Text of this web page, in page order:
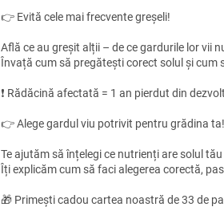
👉 Evită cele mai frecvente greșeli!
Află ce au greșit alții – de ce gardurile lor vii
Învață cum să pregătești corect solul și cum
❗ Rădăcină afectată = 1 an pierdut din
👉 Alege gardul viu potrivit pentru grădina ta!
Te ajutăm să înțelegi ce nutrienți are solul
Îți explicăm cum să faci alegerea corectă,
🎁 Primești cadou cartea noastră de 33 de